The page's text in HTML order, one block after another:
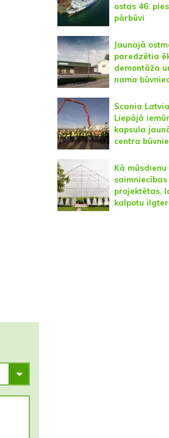
ostas 46.
pārbūvi
Jaunajā
paredzētia
demontāža
nama
Scania
Liepājā
kapsula
centra
Kā mūsdienu
projektētas,
kalpotu